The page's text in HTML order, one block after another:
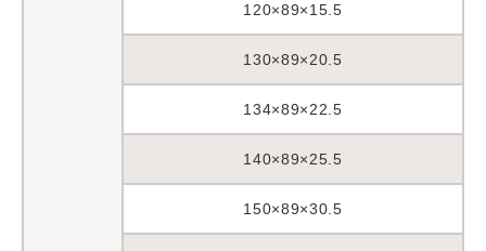
120×89×15.5
130×89×20.5
134×89×22.5
140×89×25.5
150×89×30.5